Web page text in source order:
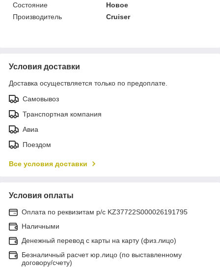
Состояние
Новое
Производитель
Cruiser
Условия доставки
Доставка осуществляется только по предоплате.
Самовывоз
Транспортная компания
Авиа
Поездом
Все условия доставки
Условия оплаты
Оплата по реквизитам р/с KZ37722S000026191795
Наличными
Денежный перевод с карты на карту (физ.лицо)
Безналичный расчет юр.лицо (по выставленному
договору/счету)